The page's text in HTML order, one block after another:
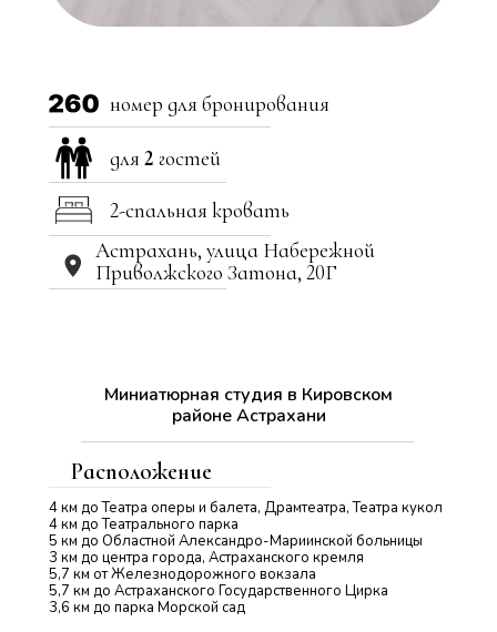
Астрахань, улица Набережной
Приволжского Затона, 20Г
Миниатюрная студия в Кировском
районе Астрахани
Расположение
4 км до Театра оперы и балета, Драмтеатра, Театра кукол
4 км до Театрального парка
5 км до Областной Александро-Мариинской больницы
3 км до центра города, Астраханского кремля
5,7 км от Железнодорожного вокзала
5,7 км до Астраханского Государственного Цирка
3,6 км до парка Морской сад
для 2 гостей
номер для бронирования
2-спальная кровать